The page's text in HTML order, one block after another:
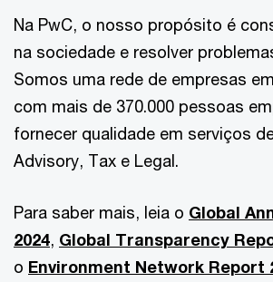
Na PwC, o nosso propósito é
na sociedade e resolver
Somos uma rede de empresas
com mais de 370.000 pessoas
fornecer qualidade em serviços
Advisory, Tax e Legal.
Para saber mais, leia o Global
2024, Global Transparency
o Environment Network Report